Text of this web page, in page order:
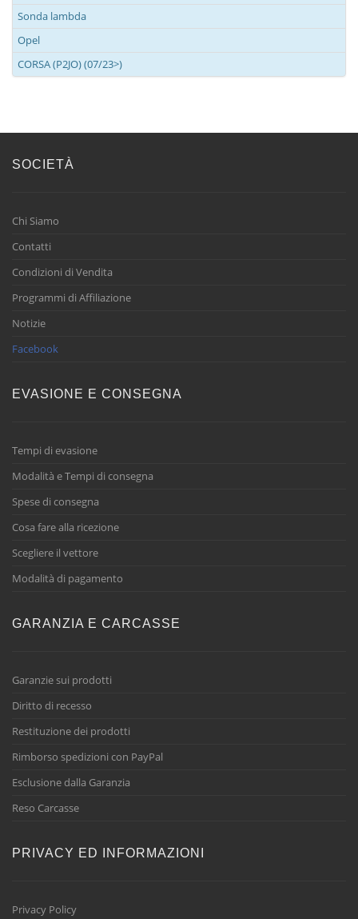
Sonda lambda
Opel
CORSA (P2JO) (07/23>)
SOCIETÀ
Chi Siamo
Contatti
Condizioni di Vendita
Programmi di Affiliazione
Notizie
Facebook
EVASIONE E CONSEGNA
Tempi di evasione
Modalità e Tempi di consegna
Spese di consegna
Cosa fare alla ricezione
Scegliere il vettore
Modalità di pagamento
GARANZIA E CARCASSE
Garanzie sui prodotti
Diritto di recesso
Restituzione dei prodotti
Rimborso spedizioni con PayPal
Esclusione dalla Garanzia
Reso Carcasse
PRIVACY ED INFORMAZIONI
Privacy Policy